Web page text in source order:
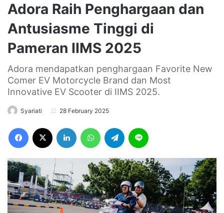
Adora Raih Penghargaan dan
Antusiasme Tinggi di
Pameran IIMS 2025
Adora mendapatkan penghargaan Favorite New
Comer EV Motorcycle Brand dan Most
Innovative EV Scooter di IIMS 2025.
Syariati 28 February 2025
Facebook LinkedIn WhatsAppTelegram